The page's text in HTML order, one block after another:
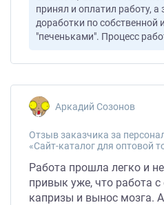
принял и оплатил работу,
доработки по собственной
"печеньками". Процесс
Аркадий Созонов
Отзыв заказчика за
«Сайт-каталог для оптовой
Работа прошла легко и
привык уже, что работа
капризы и вынос мозга.